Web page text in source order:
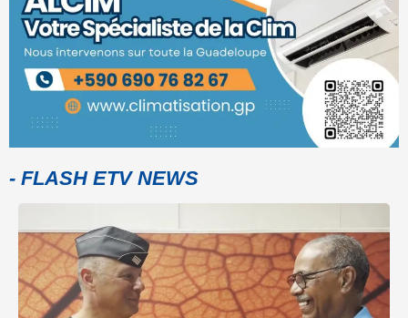
- FLASH ETV NEWS